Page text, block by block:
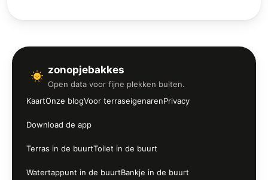
zonopjebakkes
Open data voor fijne plekken buiten.
KaartOnze blogVoor terraseigenarenPrivacy
Download de app
Terras in de buurtToilet in de buurt
Watertappunt in de buurtBankje in de buurt